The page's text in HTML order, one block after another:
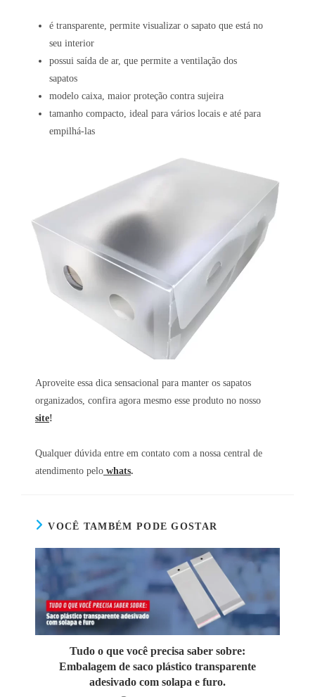
é transparente, permite visualizar o sapato que está no
seu interior
possui saída de ar, que permite a ventilação dos
sapatos
modelo caixa, maior proteção contra sujeira
tamanho compacto, ideal para vários locais e até para
empilhá-las
Aproveite essa dica sensacional para manter os sapatos
organizados, confira agora mesmo esse produto no nosso
site!
Qualquer dúvida entre em contato com a nossa central de
atendimento pelo whats.
VOCÊ TAMBÉM PODE GOSTAR
Tudo o que você precisa saber sobre:
Embalagem de saco plástico transparente
adesivado com solapa e furo.